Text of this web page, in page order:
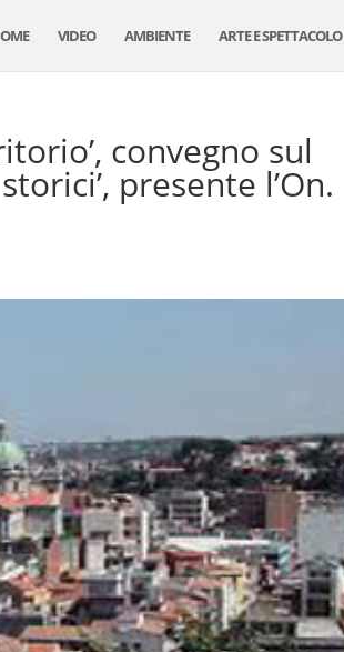
VIDEO AMBIENTE ARTE E SPETTACOLO
convegno sul
presente l’On.